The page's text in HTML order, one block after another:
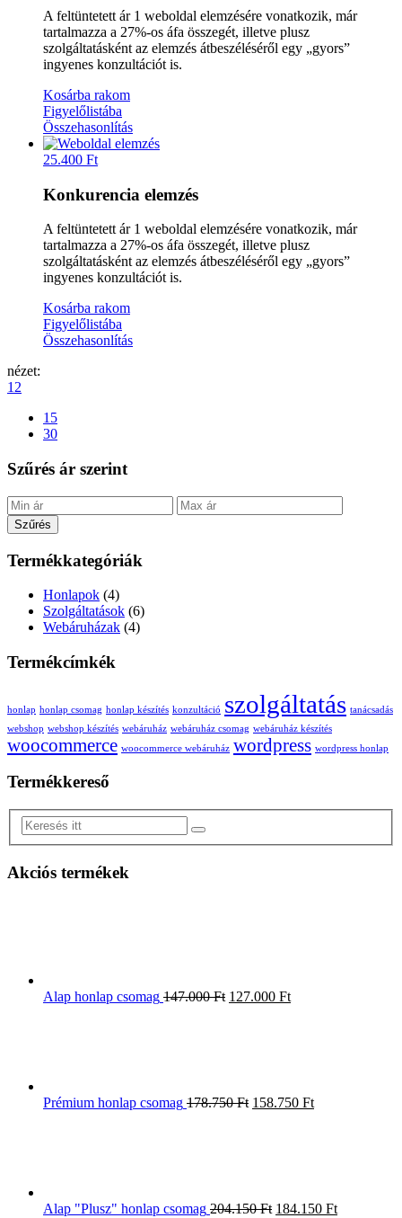
A feltüntetett ár 1 weboldal elemzésére vonatkozik, már
tartalmazza a 27%-os áfa összegét, illetve plusz
szolgáltatásként az elemzés átbeszéléséről egy „gyors”
ingyenes konzultációt is.
Kosárba rakom
Figyelőlistába
Összehasonlítás
25.400 Ft
Konkurencia elemzés
A feltüntetett ár 1 weboldal elemzésére vonatkozik, már
tartalmazza a 27%-os áfa összegét, illetve plusz
szolgáltatásként az elemzés átbeszéléséről egy „gyors”
ingyenes konzultációt is.
Kosárba rakom
Figyelőlistába
Összehasonlítás
nézet:
12
15
30
Szűrés ár szerint
Szűrés
Termékkategóriák
Honlapok (4)
Szolgáltatások (6)
Webáruházak (4)
Termékcímkék
honlap honlap csomag honlap készítés konzultáció szolgáltatás tanácsadás
webshop webshop készítés webáruház webáruház csomag webáruház készítés
woocommerce woocommerce webáruház wordpress wordpress honlap
Termékkereső
Akciós termékek
Alap honlap csomag 147.000Ft 127.000 Ft
Prémium honlap csomag 178.750Ft 158.750 Ft
Alap "Plusz" honlap csomag 204.150Ft 184.150 Ft